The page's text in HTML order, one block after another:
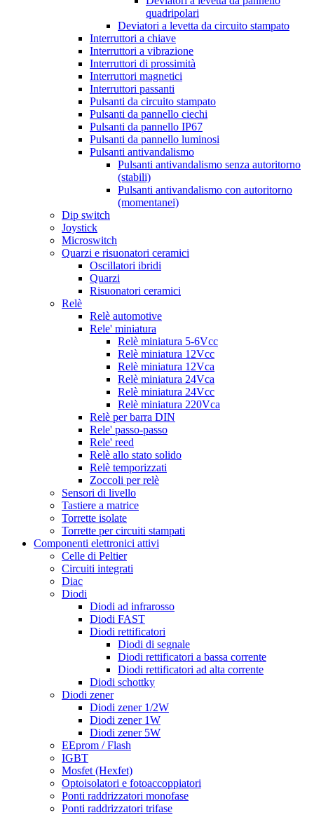
quadripolari
Deviatori a levetta da circuito stampato
Interruttori a chiave
Interruttori a vibrazione
Interruttori di prossimità
Interruttori magnetici
Interruttori passanti
Pulsanti da circuito stampato
Pulsanti da pannello ciechi
Pulsanti da pannello IP67
Pulsanti da pannello luminosi
Pulsanti antivandalismo
Pulsanti antivandalismo senza autoritorno
(stabili)
Pulsanti antivandalismo con autoritorno
(momentanei)
Dip switch
Joystick
Microswitch
Quarzi e risuonatori ceramici
Oscillatori ibridi
Quarzi
Risuonatori ceramici
Relè
Relè automotive
Rele' miniatura
Relè miniatura 5-6Vcc
Relè miniatura 12Vcc
Relè miniatura 12Vca
Relè miniatura 24Vca
Relè miniatura 24Vcc
Relè miniatura 220Vca
Relè per barra DIN
Rele' passo-passo
Rele' reed
Relè allo stato solido
Relè temporizzati
Zoccoli per relè
Sensori di livello
Tastiere a matrice
Torrette isolate
Torrette per circuiti stampati
Componenti elettronici attivi
Celle di Peltier
Circuiti integrati
Diac
Diodi
Diodi ad infrarosso
Diodi FAST
Diodi rettificatori
Diodi di segnale
Diodi rettificatori a bassa corrente
Diodi rettificatori ad alta corrente
Diodi schottky
Diodi zener
Diodi zener 1/2W
Diodi zener 1W
Diodi zener 5W
EEprom / Flash
IGBT
Mosfet (Hexfet)
Optoisolatori e fotoaccoppiatori
Ponti raddrizzatori monofase
Ponti raddrizzatori trifase